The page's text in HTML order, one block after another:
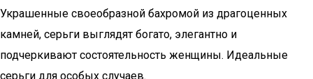
Украшенные своеобразной бахромой из драгоценных
камней, серьги выглядят богато, элегантно и
подчеркивают состоятельность женщины. Идеальные
серьги для особых случаев.